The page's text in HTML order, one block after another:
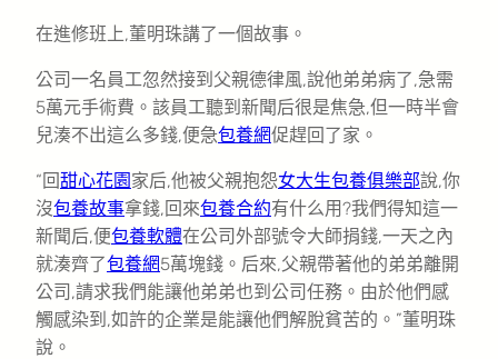
在進修班上,董明珠講了一個故事。
公司一名員工忽然接到父親德律風,說他弟弟病了,急需
5萬元手術費。該員工聽到新聞后很是焦急,但一時半會
兒湊不出這么多錢,便急包養網促趕回了家。
“回甜心花園家后,他被父親抱怨女大生包養俱樂部說,你
沒包養故事拿錢,回來包養合約有什么用?我們得知這一
新聞后,便包養軟體在公司外部號令大師捐錢,一天之內
就湊齊了包養網5萬塊錢。后來,父親帶著他的弟弟離開
公司,請求我們能讓他弟弟也到公司任務。由於他們感
觸感染到,如許的企業是能讓他們解脫貧苦的。”董明珠
說。